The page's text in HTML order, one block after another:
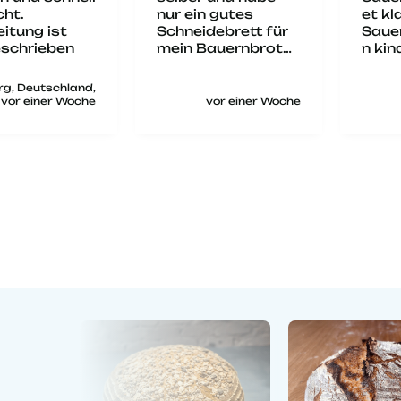
gutes
für
Genau
für
vor einer Woche
et klappt das
Sauerteigansätze
n kinderleicht.
das Brot war sehr
vor einer Woche
is